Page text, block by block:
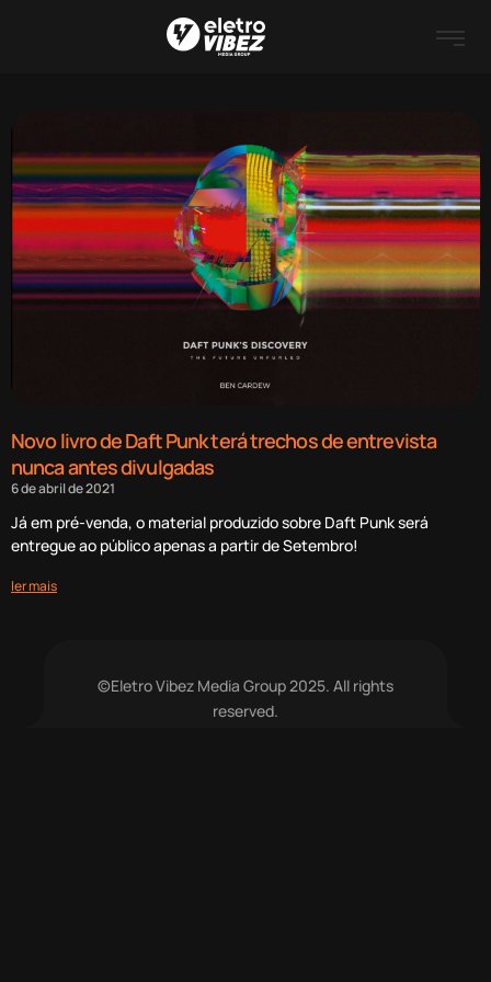
Novo livro de Daft Punk terá trechos de entrevista
nunca antes divulgadas
6 de abril de 2021
Já em pré-venda, o material produzido sobre Daft Punk será
entregue ao público apenas a partir de Setembro!
ler mais
©Eletro Vibez Media Group 2025. All rights
reserved.